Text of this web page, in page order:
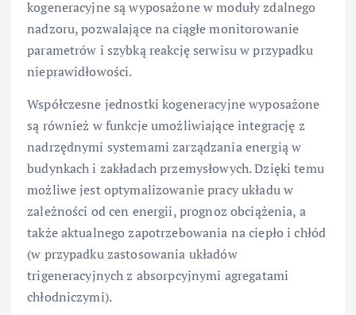
kogeneracyjne są wyposażone w moduły zdalnego
nadzoru, pozwalające na ciągłe monitorowanie
parametrów i szybką reakcję serwisu w przypadku
nieprawidłowości.
Współczesne jednostki kogeneracyjne wyposażone
są również w funkcje umożliwiające integrację z
nadrzędnymi systemami zarządzania energią w
budynkach i zakładach przemysłowych. Dzięki temu
możliwe jest optymalizowanie pracy układu w
zależności od cen energii, prognoz obciążenia, a
także aktualnego zapotrzebowania na ciepło i chłód
(w przypadku zastosowania układów
trigeneracyjnych z absorpcyjnymi agregatami
chłodniczymi).